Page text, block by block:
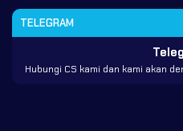
TELEGRAM
Hubungi CS kami dan kami akan